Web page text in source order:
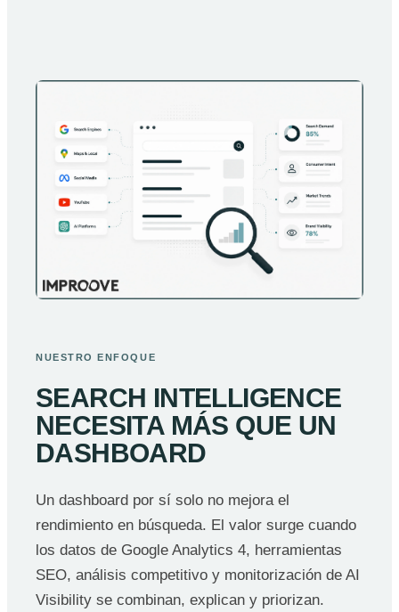
NUESTRO ENFOQUE
SEARCH INTELLIGENCE
NECESITA MÁS QUE UN
DASHBOARD
Un dashboard por sí solo no mejora el
rendimiento en búsqueda. El valor surge cuando
los datos de Google Analytics 4, herramientas
SEO, análisis competitivo y monitorización de AI
Visibility se combinan, explican y priorizan.